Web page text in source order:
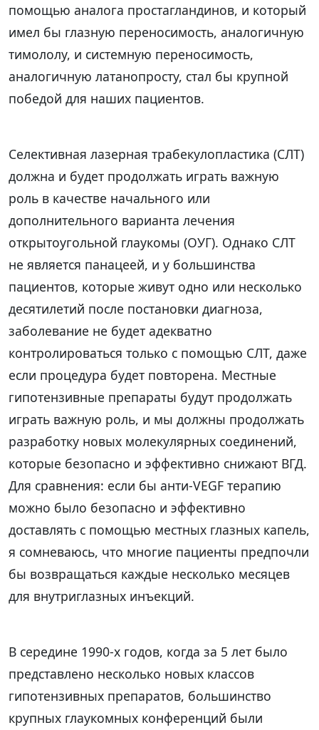
помощью аналога простагландинов, и который
имел бы глазную переносимость, аналогичную
тимололу, и системную переносимость,
аналогичную латанопросту, стал бы крупной
победой для наших пациентов.
Селективная лазерная трабекулопластика (СЛТ)
должна и будет продолжать играть важную
роль в качестве начального или
дополнительного варианта лечения
открытоугольной глаукомы (ОУГ). Однако СЛТ
не является панацеей, и у большинства
пациентов, которые живут одно или несколько
десятилетий после постановки диагноза,
заболевание не будет адекватно
контролироваться только с помощью СЛТ, даже
если процедура будет повторена. Местные
гипотензивные препараты будут продолжать
играть важную роль, и мы должны продолжать
разработку новых молекулярных соединений,
которые безопасно и эффективно снижают ВГД.
Для сравнения: если бы анти-VEGF терапию
можно было безопасно и эффективно
доставлять с помощью местных глазных капель,
я сомневаюсь, что многие пациенты предпочли
бы возвращаться каждые несколько месяцев
для внутриглазных инъекций.
В середине 1990-х годов, когда за 5 лет было
представлено несколько новых классов
гипотензивных препаратов, большинство
крупных глаукомных конференций были